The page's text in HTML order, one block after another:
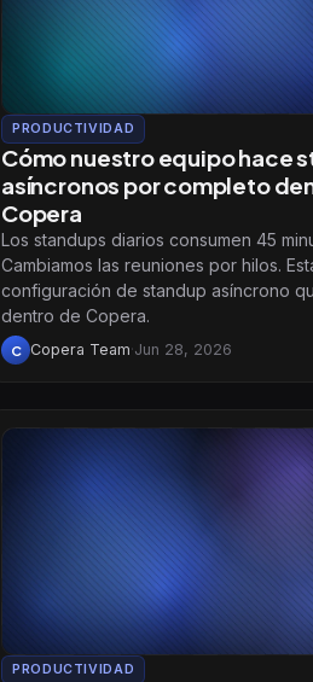
PRODUCTIVIDAD
Cómo nuestro equipo hace
asíncronos por completo
Copera
Los standups diarios consumen 45
Cambiamos las reuniones por hilos.
configuración de standup asíncrono
dentro de Copera.
C Copera Team·Jun 28, 2026
PRODUCTIVIDAD